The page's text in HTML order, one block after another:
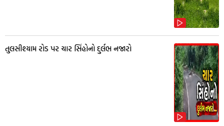
તુલસીશ્યામ રોડ પર ચાર સિંહોનો દુર્લભ નજારો